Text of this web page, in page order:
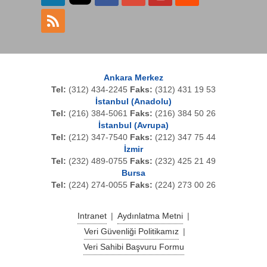
Unive-->
VIA-NGC-4500-6ACH2
Certifier40G CAT6A channel adapter pair
for JDSU--->
Ankara Merkez
Tel: (312) 434-2245 Faks: (312) 431 19 53
İstanbul (Anadolu)
Tel: (216) 384-5061 Faks: (216) 384 50 26
İstanbul (Avrupa)
Tel: (212) 347-7540 Faks: (212) 347 75 44
İzmir
Tel: (232) 489-0755 Faks: (232) 425 21 49
Bursa
Tel: (224) 274-0055 Faks: (224) 273 00 26
Intranet | Aydınlatma Metni |
Veri Güvenliği Politikamız |
Veri Sahibi Başvuru Formu